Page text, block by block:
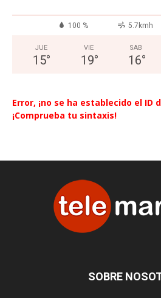
100 % 5.7kmh
JUE
15°
VIE
19°
SAB
16°
Error, ¡no se ha establecido el ID
¡Comprueba tu sintaxis!
SOBRE